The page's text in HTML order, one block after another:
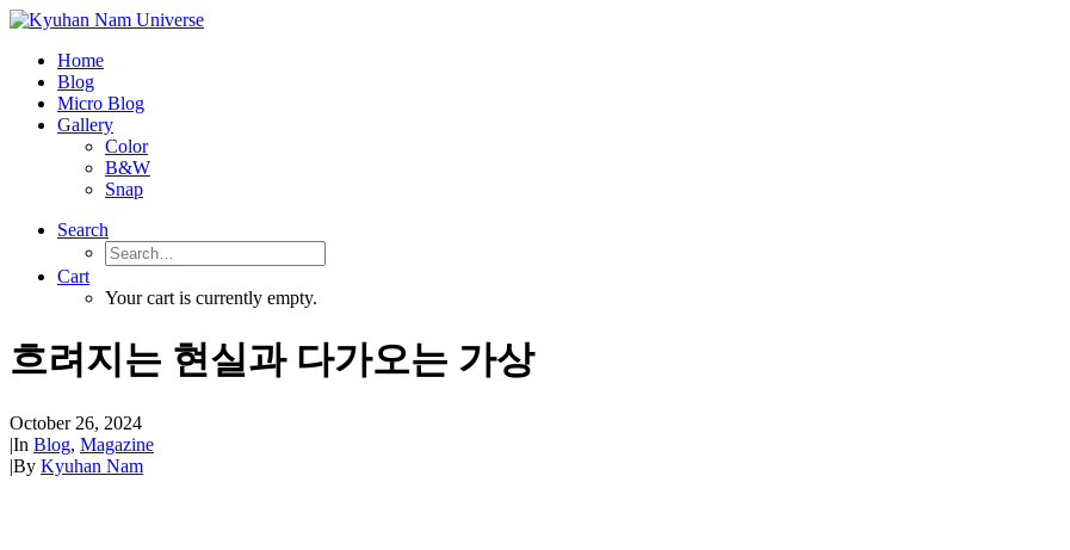
Home
Blog
Micro Blog
Gallery
Color
B&W
Snap
Search
Cart
Your cart is currently empty.
흐려지는 현실과 다가오는 가상
October 26, 2024
|In Blog, Magazine
|By Kyuhan Nam